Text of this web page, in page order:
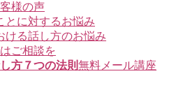
様の声
とに対するお悩み
ける話し方のお悩み
ご相談を
方７つの法則無料メール講座